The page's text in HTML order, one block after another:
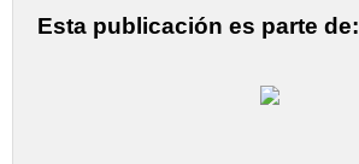
Esta publicación es parte de: